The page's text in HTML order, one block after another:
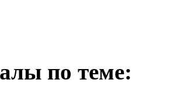
по теме: